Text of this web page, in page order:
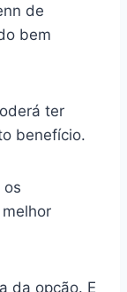
de
bem
ter
benefício.
os
da opção. E